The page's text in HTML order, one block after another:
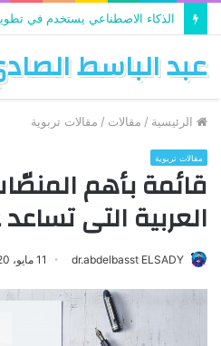
الذكاء الاصطناعي يستخدم في تطوير
عبد الباسط
الرئيسية / مقالات / مقالات تربوية
مقالات تربوية
قائمة بأهم
العربية التى
dr.abdelbasst ELSADY 11 مايو، 2020